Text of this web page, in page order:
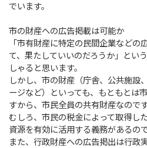
でいます。
市の財産への広告掲載は可能か
「市有財産に特定の民間企業などの
て、果たしていいのだろうか」とい
しゃると思います。
しかし、市の財産（庁舎、公共施設
ージなど）といっても、もともとは
すから、市民全員の共有財産なのです
むしろ、市民の税金によって取得し
資源を有効に活用する義務があるの
また、行政財産への広告掲出は行政